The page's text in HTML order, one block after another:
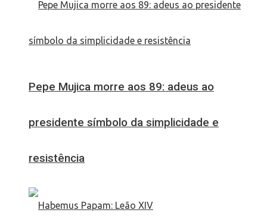
Pepe Mujica morre aos 89: adeus ao
presidente símbolo da simplicidade e
resistência